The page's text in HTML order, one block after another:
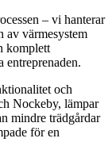
– vi hanterar
av värmesystem
komplett
entreprenaden.
och
Nockeby, lämpar
mindre trädgårdar
för en